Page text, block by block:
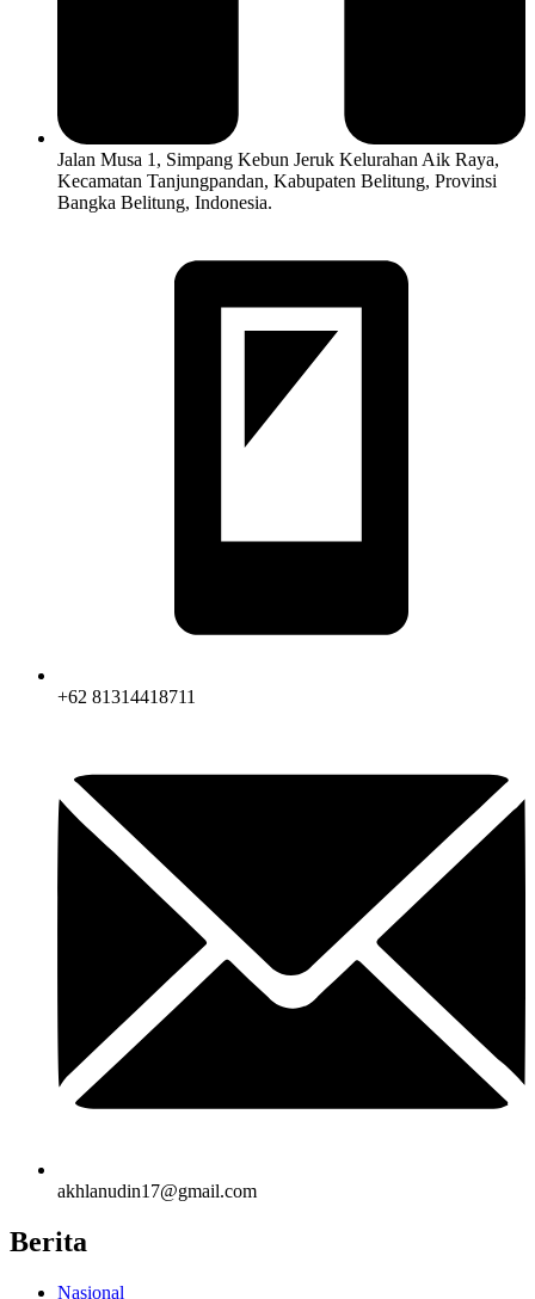
Jalan Musa 1, Simpang Kebun Jeruk Kelurahan Aik Raya,
Kecamatan Tanjungpandan, Kabupaten Belitung, Provinsi
Bangka Belitung, Indonesia.
+62 81314418711
akhlanudin17@gmail.com
Berita
Nasional